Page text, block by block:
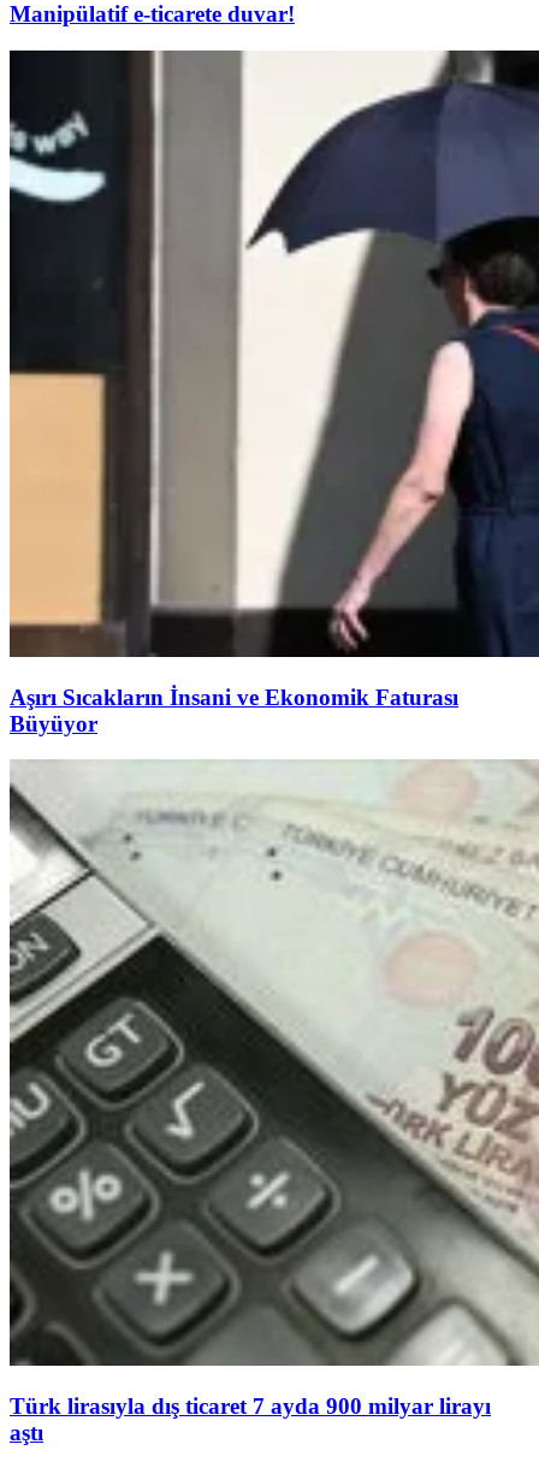
Manipülatif e-ticarete duvar!
Aşırı Sıcakların İnsani ve Ekonomik Faturası
Büyüyor
Türk lirasıyla dış ticaret 7 ayda 900 milyar lirayı
aştı